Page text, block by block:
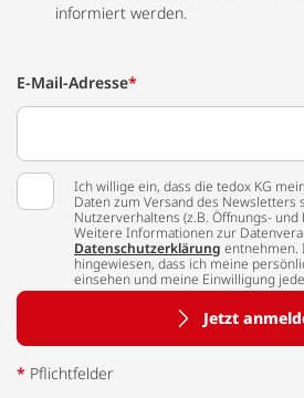
informiert werden.
E-Mail-Adresse*
Ich willige ein, dass die tedox KG
Daten zum Versand des Newsletters
Nutzerverhaltens (z.B. Öffnungs-
Weitere Informationen zur
Datenschutzerklärung entnehmen.
hingewiesen, dass ich meine
einsehen und meine Einwilligung
Jetzt
* Pflichtfelder